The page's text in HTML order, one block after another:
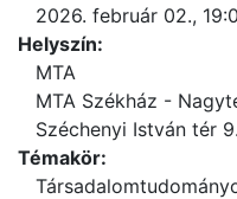
2026. február 02.,
Helyszín:
MTA
MTA Székház -
Széchenyi István tér
Témakör: